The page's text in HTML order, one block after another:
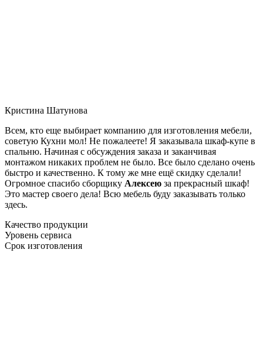
Кристина Шатунова
Всем, кто еще выбирает компанию для изготовления мебели,
советую Кухни мол! Не пожалеете! Я заказывала шкаф-купе в
спальню. Начиная с обсуждения заказа и заканчивая
монтажом никаких проблем не было. Все было сделано очень
быстро и качественно. К тому же мне ещё скидку сделали!
Огромное спасибо сборщику Алексею за прекрасный шкаф!
Это мастер своего дела! Всю мебель буду заказывать только
здесь.
Качество продукции
Уровень сервиса
Срок изготовления